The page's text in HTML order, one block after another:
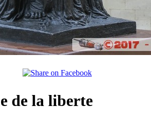
de la liberte